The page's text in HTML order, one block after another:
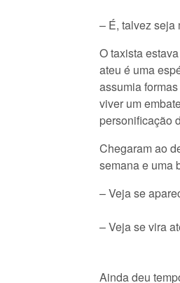
– É, talvez
O taxista
ateu é uma
assumia
viver um
personificação
Chegaram ao
semana e uma
– Veja se
– Veja se vira
Ainda deu